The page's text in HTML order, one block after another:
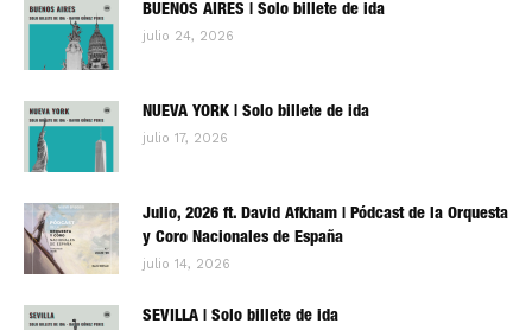
BUENOS AIRES | Solo billete de ida
julio 24, 2026
NUEVA YORK | Solo billete de ida
julio 17, 2026
Julio, 2026 ft. David Afkham | Pódcast de la Orquesta
y Coro Nacionales de España
julio 14, 2026
SEVILLA | Solo billete de ida